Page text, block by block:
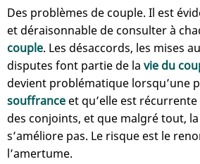
Des problèmes de couple. Il est
et déraisonnable de consulter à
couple. Les désaccords, les mises
disputes font partie de la vie du
devient problématique lorsqu’une
souffrance et qu’elle est
des conjoints, et que malgré tout,
s’améliore pas. Le risque est le
l’amertume.